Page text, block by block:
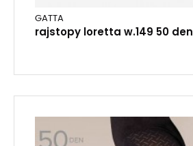
GATTA
rajstopy loretta w.149 50 den